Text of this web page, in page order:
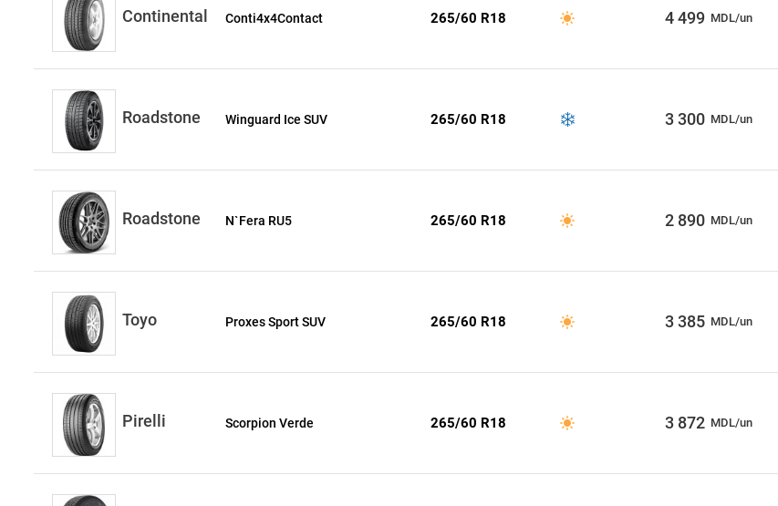
Continental Conti4x4Contact 265/60 R18 4 499 MDL/un
Roadstone Winguard Ice SUV 265/60 R18 3 300 MDL/un
Roadstone N`Fera RU5 265/60 R18 2 890 MDL/un
Toyo Proxes Sport SUV 265/60 R18 3 385 MDL/un
Pirelli Scorpion Verde 265/60 R18 3 872 MDL/un